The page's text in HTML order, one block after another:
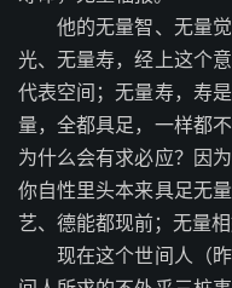
他的无量智、无量觉
光、无量寿，经上这个
代表空间；无量寿，寿
量，全都具足，一样都
为什么会有求必应？因
你自性里头本来具足无
艺、德能都现前；无量
现在这个世间人（昨